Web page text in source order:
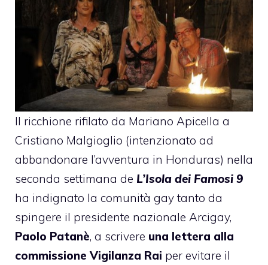
Il ricchione rifilato da Mariano Apicella a
Cristiano Malgioglio (intenzionato ad
abbandonare l’avventura in Honduras) nella
seconda settimana de L’Isola dei Famosi 9
ha indignato la comunità gay tanto da
spingere il presidente nazionale Arcigay,
Paolo Patanè, a scrivere una lettera alla
commissione Vigilanza Rai per evitare il